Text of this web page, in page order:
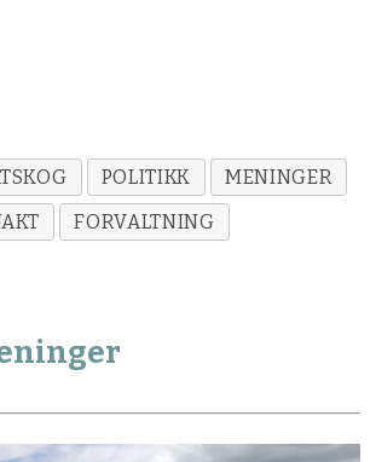
POLITIKK
MENINGER
FORVALTNING